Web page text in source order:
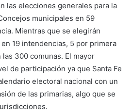
las elecciones generales para la
municipales en 59
Mientras que se elegirán
19 intendencias, 5 por primera
300 comunas. El mayor
de participación ya que Santa Fe
electoral nacional con un
de las primarias, algo que se